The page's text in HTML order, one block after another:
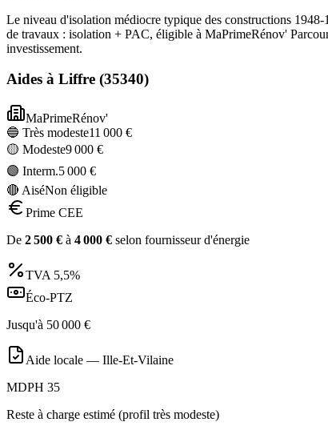
Le niveau d'isolation médiocre typique des constructions
de travaux : isolation + PAC, éligible à MaPrimeRénov'
investissement.
Aides à Liffre (35340)
MaPrimeRénov'
🔵 Très modeste11 000 €
🟡 Modeste9 000 €
🟣 Interm.5 000 €
🔴 AiséNon éligible
Prime CEE
De 2 500 € à 4 000 € selon fournisseur d'énergie
TVA 5,5%
Éco-PTZ
Jusqu'à 50 000 €
Aide locale — Ille-Et-Vilaine
MDPH 35
Reste à charge estimé (profil très modeste)